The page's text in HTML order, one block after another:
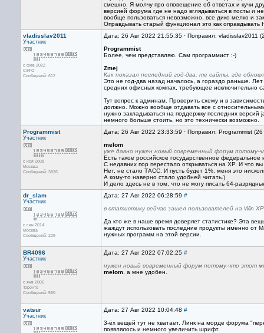
смешно. Я молчу про оповещение об ответах и кучи
версией форума где не надо вглядываться в посты и
вообще пользоваться невозможно, все дико мелко и
Оправдывать старый функционал это как
vladisslav2011
Участник
с фев 2022
СЗФО
Сообщений: 612
Дата: 26 Авг 2022 21:55:35 · Поправил: vladisslav2011
Programmist
Более, чем представляю. Сам программист :-)
Zmej
Как показал последний год-два, те сайты, где
Это не год-два назад началось, а гораздо раньше.
средних офисных компах, требующее исключительно
Тут вопрос к админам. Проверить схему и в
должно. Можно вообще отдавать все с
нужно закладываться на поддержку последних
немного больше стоить, но это технически возможно.
Programmist
Участник
с ноя 2008
Москва
Сообщений: 3826
Дата: 26 Авг 2022 23:33:59 · Поправил: Programmist
melom
уже давно нужен новый современный форум потому-
Есть такое российское государственное
С недавних пор перестало открываться на XP. И что
Нет, не стало ТАСС. И пусть будет 1%, меня это
А кому-то наверно стало удобней читать.)
И дело здесь не в том, что не могу писать 64-
dr_slam
Участник
с сен 2014
Москва
Сообщений: 229
Дата: 27 Авг 2022 06:28:59 #
в статистику сейчас зашел пользователей на Win
Да кто же в наше время доверяет статистике? Эта
жаждут использовать последние продукты именно от
нужных программ на этой версии.
BR4096
Участник
с янв 2006
Торонто
Сообщений: 560
Дата: 27 Авг 2022 07:02:25 #
нужен новый современный форум потому-что этот
melom , а мне удобен.
vatsur
Участник
Дата: 27 Авг 2022 10:04:48 #
3-ёх вещей тут не хватает. Линк на морде форума
появлялось и немного увеличить шрифт.